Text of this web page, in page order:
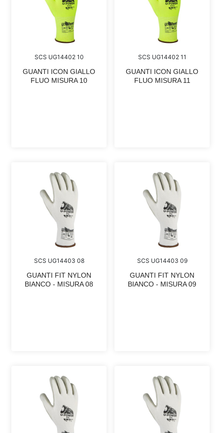
SCS UG14402 10
GUANTI ICON GIALLO
FLUO MISURA 10
SCS UG14402 11
GUANTI ICON GIALLO
FLUO MISURA 11
SCS UG14403 08
GUANTI FIT NYLON
BIANCO - MISURA 08
SCS UG14403 09
GUANTI FIT NYLON
BIANCO - MISURA 09